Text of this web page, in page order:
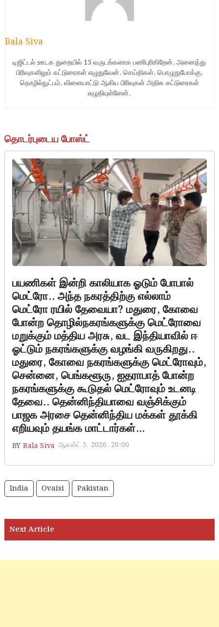
Bala Siva
டிஜிட்டல் ஊடக துறையில் 15 வருடங்களாக பணிபுரிகிறேன். அனைத்து
பிரிவுகளிலும் கட்டுரைகள் எழுதுவேன். செய்திகள், பொழுதுபோக்கு,
தொழில்நுட்பம், விளையாட்டு ஆகிய பிரிவுகள் அதிக கட்டுரைகள்
எழுதியுள்ளேன்.
தொடர்புடைய போஸ்ட்
பயணிகள் இன்றி காலியாக ஓடும் போபால்
மெட்ரோ.. அந்த நகரத்திற்கு எல்லாம்
மெட்ரோ ரயில் தேவையா? மதுரை, கோவை
போன்ற தொழில்நகரங்களுக்கு மெட்ரோவை
மறுக்கும் மத்திய அரசு, வட இந்தியாவில் ஈ
ஓட்டும் நகரங்களுக்கு வழங்கி வருகிறது..
மதுரை, கோவை நகரங்களுக்கு மெட்ரோவும்,
சென்னை, பெங்களூரு, ஐதராபாத் போன்ற
நகரங்களுக்கு கூடுதல் மெட்ரோவும் உடனடி
தேவை.. தென்னிந்தியாவை வஞ்சிக்கும்
பாஜக அரசை தென்னிந்திய மக்கள் தூக்கி
எறியவும் தயங்க மாட்டார்கள்…
BY Bala Siva ஆகஸ்ட் 5, 2026, 20:00
India Ovaisi Pakistan